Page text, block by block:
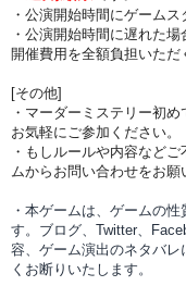
・公演開始時間にゲームス
・公演開始時間に遅れた場
開催費用を全額負担いただ
[その他]
・マーダーミステリー初
お気軽にご参加ください。
・もしルールや内容など
ムからお問い合わせをお願
・本ゲームは、ゲームの
す。ブログ、Twitter、
容、ゲーム演出のネタバ
くお断りいたします。